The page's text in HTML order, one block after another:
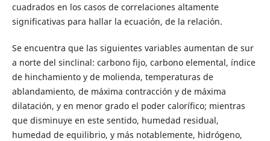
cuadrados en los casos de correlaciones altamente
significativas para hallar la ecuación, de la relación.
Se encuentra que las siguientes variables aumentan de sur
a norte del sinclinal: carbono fijo, carbono elemental, índice
de hinchamiento y de molienda, temperaturas de
ablandamiento, de máxima contracción y de máxima
dilatación, y en menor grado el poder calorífico; mientras
que disminuye en este sentido, humedad residual,
humedad de equilibrio, y más notablemente, hidrógeno,